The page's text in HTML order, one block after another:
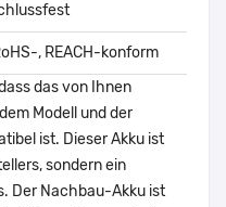
, REACH-konform
das von Ihnen
Modell und der
ist. Dieser Akku ist
sondern ein
Der Nachbau-Akku ist